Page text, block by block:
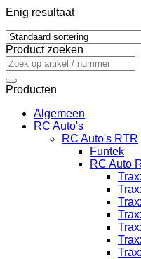
Enig resultaat
Product zoeken
Zoeken
naar:
Producten
Algemeen
RC Auto's
RC Auto's RTR
Funtek
RC Auto